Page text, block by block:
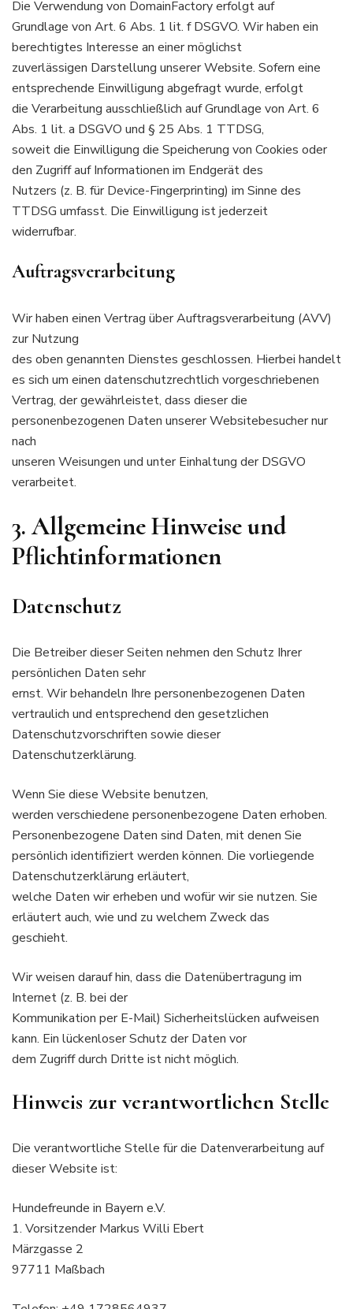
Die Verwendung von DomainFactory erfolgt auf
Grundlage von Art. 6 Abs. 1 lit. f DSGVO. Wir haben ein
berechtigtes Interesse an einer möglichst
zuverlässigen Darstellung unserer Website. Sofern eine
entsprechende Einwilligung abgefragt wurde, erfolgt
die Verarbeitung ausschließlich auf Grundlage von Art. 6
Abs. 1 lit. a DSGVO und § 25 Abs. 1 TTDSG,
soweit die Einwilligung die Speicherung von Cookies oder
den Zugriff auf Informationen im Endgerät des
Nutzers (z. B. für Device-Fingerprinting) im Sinne des
TTDSG umfasst. Die Einwilligung ist jederzeit
widerrufbar.
Auftragsverarbeitung
Wir haben einen Vertrag über Auftragsverarbeitung (AVV)
zur Nutzung
des oben genannten Dienstes geschlossen. Hierbei handelt
es sich um einen datenschutzrechtlich vorgeschriebenen
Vertrag, der gewährleistet, dass dieser die
personenbezogenen Daten unserer Websitebesucher nur
nach
unseren Weisungen und unter Einhaltung der DSGVO
verarbeitet.
3. Allgemeine Hinweise und
Pflicht­informationen
Datenschutz
Die Betreiber dieser Seiten nehmen den Schutz Ihrer
persönlichen Daten sehr
ernst. Wir behandeln Ihre personenbezogenen Daten
vertraulich und entsprechend den gesetzlichen
Datenschutzvorschriften sowie dieser
Datenschutzerklärung.
Wenn Sie diese Website benutzen,
werden verschiedene personenbezogene Daten erhoben.
Personenbezogene Daten sind Daten, mit denen Sie
persönlich identifiziert werden können. Die vorliegende
Datenschutzerklärung erläutert,
welche Daten wir erheben und wofür wir sie nutzen. Sie
erläutert auch, wie und zu welchem Zweck das
geschieht.
Wir weisen darauf hin, dass die Datenübertragung im
Internet (z. B. bei der
Kommunikation per E-Mail) Sicherheitslücken aufweisen
kann. Ein lückenloser Schutz der Daten vor
dem Zugriff durch Dritte ist nicht möglich.
Hinweis zur verantwortlichen Stelle
Die verantwortliche Stelle für die Datenverarbeitung auf
dieser Website ist:
Hundefreunde in Bayern e.V.
1. Vorsitzender Markus Willi Ebert
Märzgasse 2
97711 Maßbach